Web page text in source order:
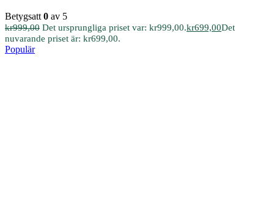
Betygsatt 0 av 5
kr999,00 Det ursprungliga priset var: kr999,00.kr699,00Det
nuvarande priset är: kr699,00.
Populär